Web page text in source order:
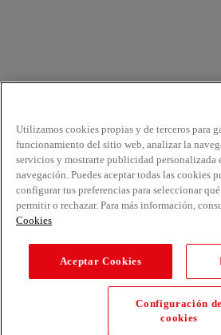
Utilizamos cookies propias y de terceros para
funcionamiento del sitio web, analizar la
servicios y mostrarte publicidad personalizada
navegación. Puedes aceptar todas las cookies
configurar tus preferencias para seleccionar
permitir o rechazar. Para más información,
Cookies
Aceptar Cookies
Configuración de
cookies